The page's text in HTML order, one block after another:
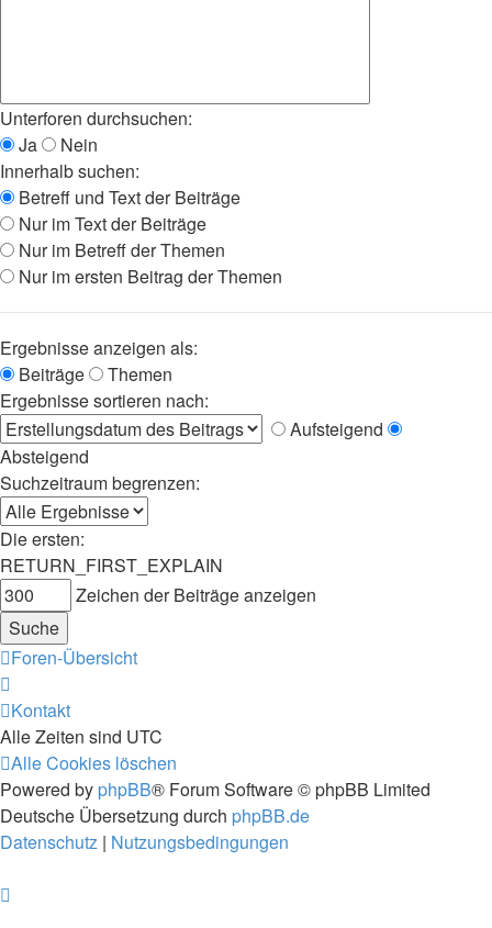
Unterforen durchsuchen:
Ja
Nein
Innerhalb suchen:
Betreff und Text der Beiträge
Nur im Text der Beiträge
Nur im Betreff der Themen
Nur im ersten Beitrag der Themen
Ergebnisse anzeigen als:
Beiträge
Themen
Ergebnisse sortieren nach:
Aufsteigend
Absteigend
Suchzeitraum begrenzen:
Die ersten:
RETURN_FIRST_EXPLAIN
Zeichen der Beiträge anzeigen
Foren-Übersicht
Kontakt
Alle Zeiten sind UTC
Alle Cookies löschen
Powered by phpBB® Forum Software © phpBB Limited
Deutsche Übersetzung durch phpBB.de
Datenschutz | Nutzungsbedingungen